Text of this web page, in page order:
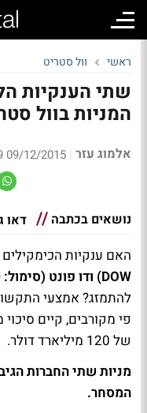
ראשי וול סטריט
שתי הענקיות
המניות בוול
אלמוג עזר |
09/12/2015 22:59
נושאים בכתבה דאו
האם ענקיות הכימקילים
DOW) ודו פונט (סימול: DD)
להתמזג? אמצעי
פי מקורבים, קיים
של 120 מיליארד דולר.
המסחר.